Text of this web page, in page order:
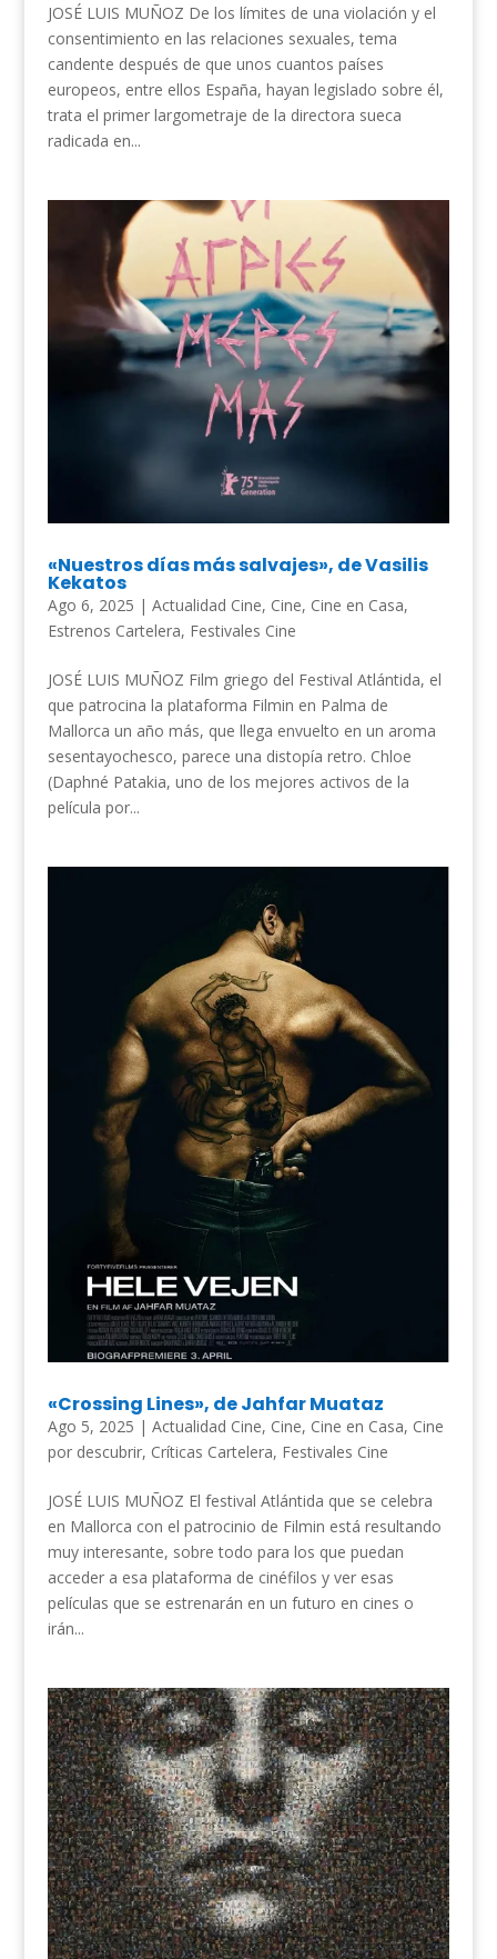
JOSÉ LUIS MUÑOZ De los límites de una violación y el
consentimiento en las relaciones sexuales, tema
candente después de que unos cuantos países
europeos, entre ellos España, hayan legislado sobre él,
trata el primer largometraje de la directora sueca
radicada en...
«Nuestros días más salvajes», de Vasilis
Kekatos
Ago 6, 2025 | Actualidad Cine, Cine, Cine en Casa,
Estrenos Cartelera, Festivales Cine
JOSÉ LUIS MUÑOZ Film griego del Festival Atlántida, el
que patrocina la plataforma Filmin en Palma de
Mallorca un año más, que llega envuelto en un aroma
sesentayochesco, parece una distopía retro. Chloe
(Daphné Patakia, uno de los mejores activos de la
película por...
«Crossing Lines», de Jahfar Muataz
Ago 5, 2025 | Actualidad Cine, Cine, Cine en Casa, Cine
por descubrir, Críticas Cartelera, Festivales Cine
JOSÉ LUIS MUÑOZ El festival Atlántida que se celebra
en Mallorca con el patrocinio de Filmin está resultando
muy interesante, sobre todo para los que puedan
acceder a esa plataforma de cinéfilos y ver esas
películas que se estrenarán en un futuro en cines o
irán...